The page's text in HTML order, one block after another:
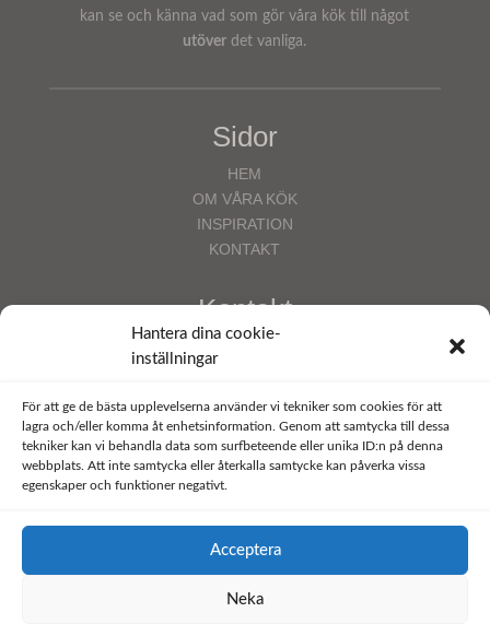
Hantera dina cookie-
inställningar
För att ge de bästa upplevelserna använder vi tekniker som cookies för att
lagra och/eller komma åt enhetsinformation. Genom att samtycka till dessa
tekniker kan vi behandla data som surfbeteende eller unika ID:n på denna
webbplats. Att inte samtycka eller återkalla samtycke kan påverka vissa
egenskaper och funktioner negativt.
Acceptera
Neka
kan se och känna vad som gör våra kök till något
utöver det vanliga.
Sidor
HEM
OM VÅRA KÖK
INSPIRATION
KONTAKT
Kontakt
Telefon: Hugo
Tenggrenstorpsvägen 18
462 56 Vänersborg
Öppettider:
Tisdag – Fredag 11-18
Cookiepolicy EU